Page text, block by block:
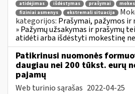
atidėjimas išdėstymas prašymai
fiziniai asmenys
ekstremali situacija
kategorijos: Prašymai, pažymos
» Pažymų užsakymas ir prašymų
atidėti arba išdėstyti mokestinę
Patikrinusi nuomonės
daugiau nei 200 tūkst. eurų
pajamų
Web turinio sąrašas 2022-04-25